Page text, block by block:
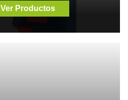
Ver Productos